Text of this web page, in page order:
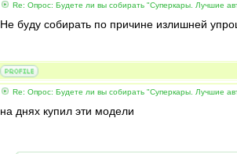
Re: Опрос: Будете ли вы собирать "Суперкары. Лучшие
Не буду собирать по причине излишней
Re: Опрос: Будете ли вы собирать "Суперкары. Лучшие
на днях купил эти модели